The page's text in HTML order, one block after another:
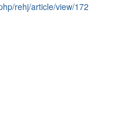
rehj/article/view/172